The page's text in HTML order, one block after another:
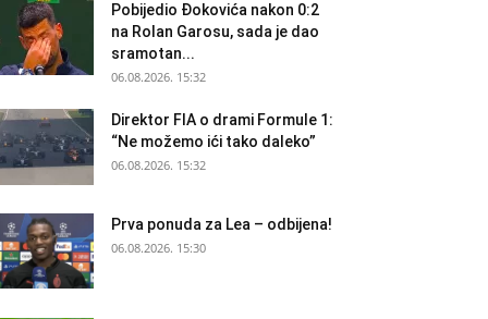
Pobijedio Đokovića nakon 0:2
na Rolan Garosu, sada je dao
sramotan...
06.08.2026. 15:32
Direktor FIA o drami Formule 1:
“Ne možemo ići tako daleko”
06.08.2026. 15:32
Prva ponuda za Lea – odbijena!
06.08.2026. 15:30